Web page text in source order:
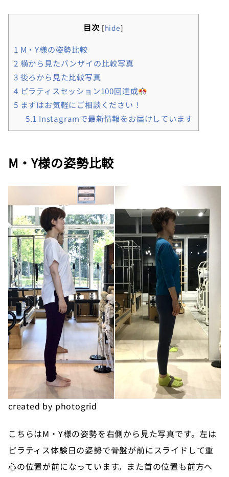
目次 [hide]
1 M・Y様の姿勢比較
2 横から見たバンザイの比較写真
3 後ろから見た比較写真
4 ピラティスセッション100回達成
5 まずはお気軽にご相談ください！
5.1 Instagramで最新情報をお届けしています
M・Y様の姿勢比較
created by photogrid
こちらはM・Y様の姿勢を右側から見た写真です。左は
ピラティス体験日の姿勢で骨盤が前にスライドして重
心の位置が前になっています。また首の位置も前方へ